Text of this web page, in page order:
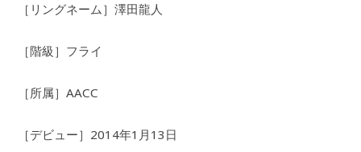
［リングネーム］澤田龍人
［階級］フライ
［所属］AACC
［デビュー］2014年1月13日